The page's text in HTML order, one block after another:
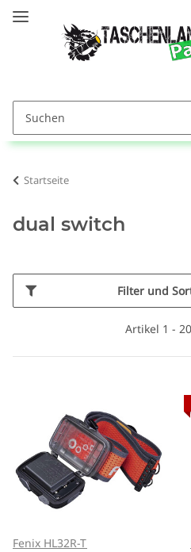
Startseite
dual switch
Filter und
Artikel 1 -
Fenix HL32R-T